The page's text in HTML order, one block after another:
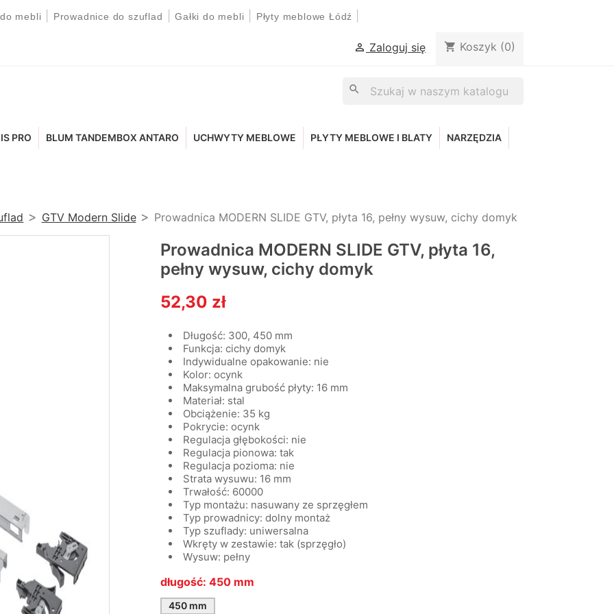
mebli Prowadnice do szuflad |Gałki do mebli Płyty meblowe Łódź
 Zaloguj się shopping_cart Koszyk (0)
search
PRO BLUM TANDEMBOX ANTARO UCHWYTY MEBLOWE PŁYTY MEBLOWE I BLATY NARZĘDZIA
GTV Modern Slide Prowadnica MODERN SLIDE GTV, płyta 16, pełny wysuw, cichy domyk
Prowadnica MODERN SLIDE GTV, płyta 16,
pełny wysuw, cichy domyk
52,30 zł
Długość: 300, 450 mm
Funkcja: cichy domyk
Indywidualne opakowanie: nie
Kolor: ocynk
Maksymalna grubość płyty: 16 mm
Materiał: stal
Obciążenie: 35 kg
Pokrycie: ocynk
Regulacja głębokości: nie
Regulacja pionowa: tak
Regulacja pozioma: nie
Strata wysuwu: 16 mm
Trwałość: 60000
Typ montażu: nasuwany ze sprzęgłem
Typ prowadnicy: dolny montaż
Typ szuflady: uniwersalna
Wkręty w zestawie: tak (sprzęgło)
Wysuw: pełny
długość: 450 mm
450 mm